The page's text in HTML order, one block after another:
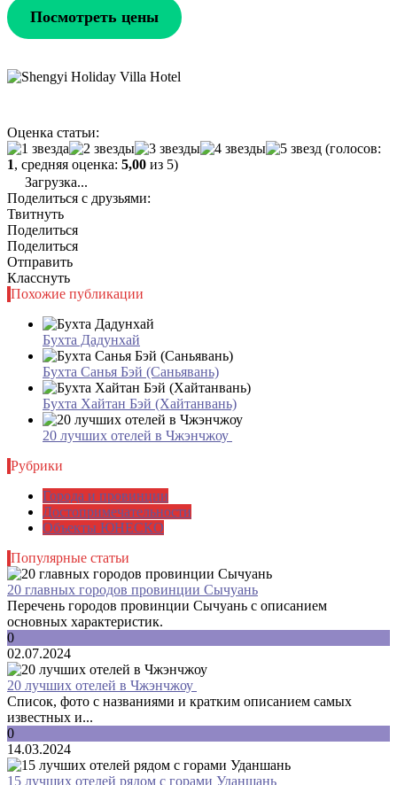
Посмотреть цены
Оценка статьи:
(голосов:
1, средняя оценка: 5,00 из 5)
Загрузка...
Поделиться с друзьями:
Твитнуть
Поделиться
Поделиться
Отправить
Класснуть
Похожие публикации
Бухта Дадунхай
Бухта Санья Бэй (Саньявань)
Бухта Хайтан Бэй (Хайтанвань)
20 лучших отелей в Чжэнчжоу
Рубрики
Города и провинции
Достопримечательности
Объекты ЮНЕСКО
Популярные статьи
20 главных городов провинции Сычуань
Перечень городов провинции Сычуань с описанием
основных характеристик.
0
02.07.2024
20 лучших отелей в Чжэнчжоу
Список, фото с названиями и кратким описанием самых
известных и...
0
14.03.2024
15 лучших отелей рядом с горами Уданшань